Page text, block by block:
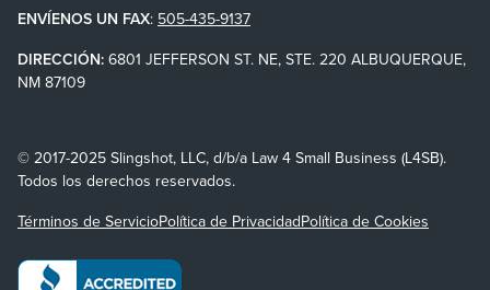
ENVÍENOS UN FAX: 505-435-9137
DIRECCIÓN: 6801 JEFFERSON ST. NE, STE. 220 ALBUQUERQUE,
NM 87109
© 2017-2025 Slingshot, LLC, d/b/a Law 4 Small Business (L4SB).
Todos los derechos reservados.
Términos de ServicioPolítica de PrivacidadPolítica de Cookies